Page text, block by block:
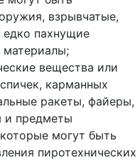
взрывчатые,
пахнущие
материалы;
вещества или
карманных
ракеты, файеры,
и предметы
могут быть
пиротехнических